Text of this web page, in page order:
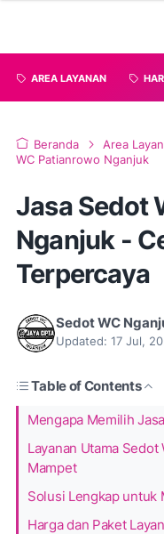
AREA LAYANAN
Beranda Area
WC Patianrowo Nganjuk
Jasa Sedot
Nganjuk -
Terpercaya
Sedot WC
Updated: 17 Jul,
Table of Contents
Mengapa Memilih
Layanan Utama Sedot
Mampet
Solusi Lengkap untuk
Harga dan Paket